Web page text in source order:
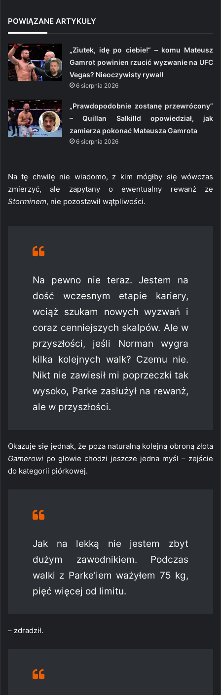
POWIĄZANE ARTYKUŁY
„Ziutek, idę po ciebie!” – komu Mateusz
Gamrot powinien rzucić wyzwanie na UFC
Vegas? Nieoczywisty rywal!
6 sierpnia 2026
„Prawdopodobnie zostanę przewrócony”
– Quillan Salkilld opowiedział, jak
zamierza pokonać Mateusza Gamrota
6 sierpnia 2026
Na tę chwilę nie wiadomo, z kim mógłby się wówczas
zmierzyć, ale zapytany o ewentualny rewanż ze
Storminem, nie pozostawił wątpliwości.
Na pewno nie teraz. Jestem na
dość wczesnym etapie kariery,
wciąż szukam nowych wyzwań i
coraz cenniejszych skalpów. Ale w
przyszłości, jeśli Norman wygra
kilka kolejnych walk? Czemu nie.
Nikt nie zawiesił mi poprzeczki tak
wysoko, Parke zasłużył na rewanż,
ale w przyszłości.
Okazuje się jednak, że poza naturalną kolejną obroną złota
Gamerowi po głowie chodzi jeszcze jedna myśl – zejście
do kategorii piórkowej.
Jak na lekką nie jestem zbyt
dużym zawodnikiem. Podczas
walki z Parke’iem ważyłem 75 kg,
pięć więcej od limitu.
– zdradził.